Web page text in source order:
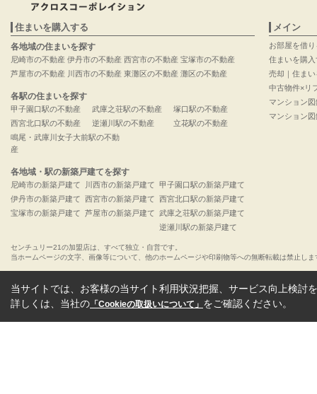
住まいを購入する
各地域の住まいを探す
尼崎市の不動産
芦屋市の不動産
伊丹市の不動産
川西市の不動産
西宮市の不動産
東灘区の不動産
宝塚市の不動産
灘区の不動産
各駅の住まいを探す
甲子園口駅の不動産
西宮北口駅の不動産
武庫之荘駅の不動産
逆瀬川駅の不動産
塚口駅の不動産
立花駅の不動産
鳴尾・武庫川女子大前駅の不動
産
各地域・駅の新築戸建てを探す
尼崎市の新築戸建て
伊丹市の新築戸建て
宝塚市の新築戸建て
川西市の新築戸建て
西宮市の新築戸建て
芦屋市の新築戸建て
甲子園口駅の新築戸建て
西宮北口駅の新築戸建て
武庫之荘駅の新築戸建て
逆瀬川駅の新築戸建て
メイン
お部屋を借り
住まいを購入
売却｜住ま
中古物件×リ
マンション
マンション
センチュリー21の加盟店は、すべて独立・自営です。
当ホームページの文字、画像等について、他のホームページや印刷物等への無断転載は禁止しま
当サイトでは、お客様の当サイト利用状況把握、サービス向上検討
詳しくは、当社の 「Cookieの取扱いについて」 をご確認ください。